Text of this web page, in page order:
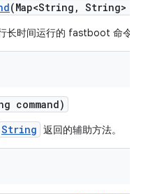
(Map<String , String>
长时间运行的 fastboot 命令
command)
String 返回的辅助方法。